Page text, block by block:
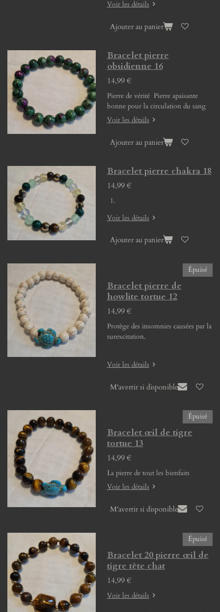
Voir les détails
Ajouter au panier
Bracelet pierre
obsidienne 16
14,99 €
Pierre de vérité Pierre apaisante
bonne pour la circulation du sang
Voir les détails
Ajouter au panier
Bracelet pierre chakra 18
14,99 €
Voir les détails
Ajouter au panier
Épuisé
Bracelet pierre de
howlite tortue 12
14,99 €
Protège des insomnies causées par la
surexcitation.
Voir les détails
M'avertir si disponible
Épuisé
Bracelet œil de tigre
tortue 13
14,99 €
La pierre de tout les bienfaits
Voir les détails
M'avertir si disponible
Épuisé
Bracelet 20 pierre œil de
tigre tête chat
14,99 €
Voir les détails